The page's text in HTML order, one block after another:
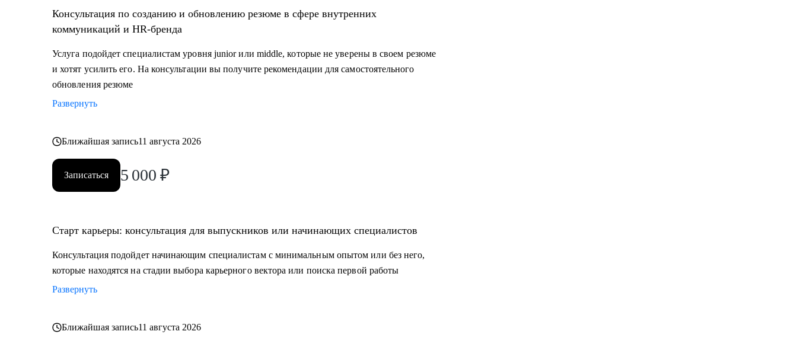
ивент
• специалистам уровня Junior и Middle: внутренние коммуникации, HR-бренд, event-менеджер
Консультация по созданию и обновлению резюме в сфере внутренних
коммуникаций и HR-бренда
Услуга подойдет специалистам уровня junior или middle, которые не уверены в своем резюме
и хотят усилить его. На консультации вы получите рекомендации для самостоятельного
обновления резюме
Развернуть
Ближайшая запись11 августа 2026
Записаться 5 000 ₽
Старт карьеры: консультация для выпускников или начинающих специалистов
Консультация подойдет начинающим специалистам с минимальным опытом или без него,
которые находятся на стадии выбора карьерного вектора или поиска первой работы
Развернуть
Ближайшая запись11 августа 2026